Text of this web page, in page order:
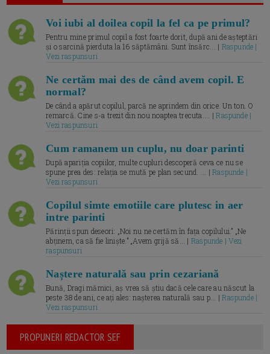
Voi iubi al doilea copil la fel ca pe primul?
Pentru mine primul copil a fost foarte dorit, după ani de așteptări
și o sarcină pierduta la 16 săptămâni. Sunt însărc... | Raspunde |
Vezi raspunsuri
Ne certăm mai des de când avem copil. E
normal?
De când a apărut copilul, parcă ne aprindem din orice. Un ton. O
remarcă. Cine s-a trezit din nou noaptea trecuta.... |Raspunde |
Vezi raspunsuri
Cum ramanem un cuplu, nu doar parinti
După apariția copiilor, multe cupluri descoperă ceva ce nu se
spune prea des: relația se mută pe plan secund. ... |Raspunde |
Vezi raspunsuri
Copilul simte emotiile care plutesc in aer
intre parinti
Părinții spun deseori: „Noi nu ne certăm în fața copilului.” „Ne
abținem, ca să fie liniște.” „Avem grijă să... | Raspunde | Vezi
raspunsuri
Naștere naturală sau prin cezariană
Bună, Dragi mămici, aș vrea să știu dacă cele care au născut la
peste 38 de ani, ce ați ales: nașterea naturală sau p... |Raspunde |
Vezi raspunsuri
PROPUNERI REDACTOR SEF